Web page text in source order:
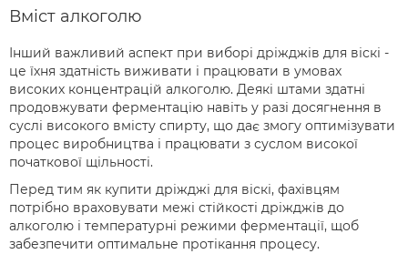
Вміст алкоголю
Інший важливий аспект при виборі дріжджів для віскі -
це їхня здатність виживати і працювати в умовах
високих концентрацій алкоголю. Деякі штами здатні
продовжувати ферментацію навіть у разі досягнення в
суслі високого вмісту спирту, що дає змогу оптимізувати
процес виробництва і працювати з суслом високої
початкової щільності.
Перед тим як купити дріжджі для віскі, фахівцям
потрібно враховувати межі стійкості дріжджів до
алкоголю і температурні режими ферментації, щоб
забезпечити оптимальне протікання процесу.